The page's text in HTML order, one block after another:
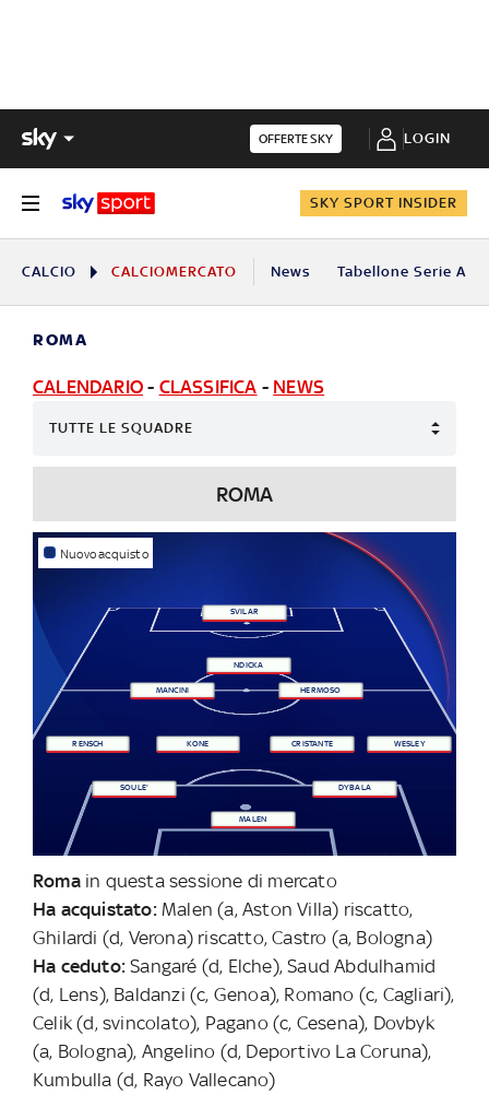
OFFERTE SKY LOGIN
SKY SPORT INSIDER
CALCIO CALCIOMERCATO News Tabellone Serie A
ROMA
CALENDARIO - CLASSIFICA - NEWS
ROMA
SVILAR
NDICKA
MANCINI HERMOSO
KONE CRISTANTE
RENSCH WESLEY
SOULE' DYBALA
MALEN
Nuovo acquisto
Romain questa sessione di mercato
Ha acquistato: Malen (a, Aston Villa) riscatto,
Ghilardi (d, Verona) riscatto, Castro (a, Bologna)
Ha ceduto:Sangaré (d, Elche), Saud Abdulhamid
(d, Lens), Baldanzi (c, Genoa), Romano (c, Cagliari),
Celik (d, svincolato), Pagano (c, Cesena), Dovbyk
(a, Bologna), Angelino (d, Deportivo La Coruna),
Kumbulla (d, Rayo Vallecano)